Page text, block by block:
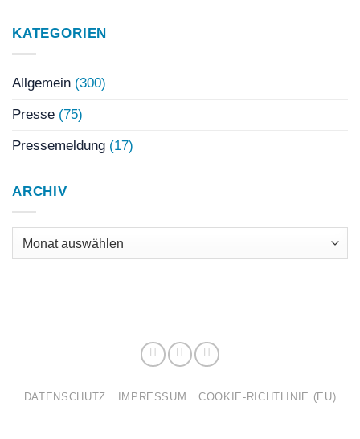
KATEGORIEN
Allgemein (300)
Presse (75)
Pressemeldung (17)
ARCHIV
Archiv
DATENSCHUTZ IMPRESSUM COOKIE-RICHTLINIE (EU)